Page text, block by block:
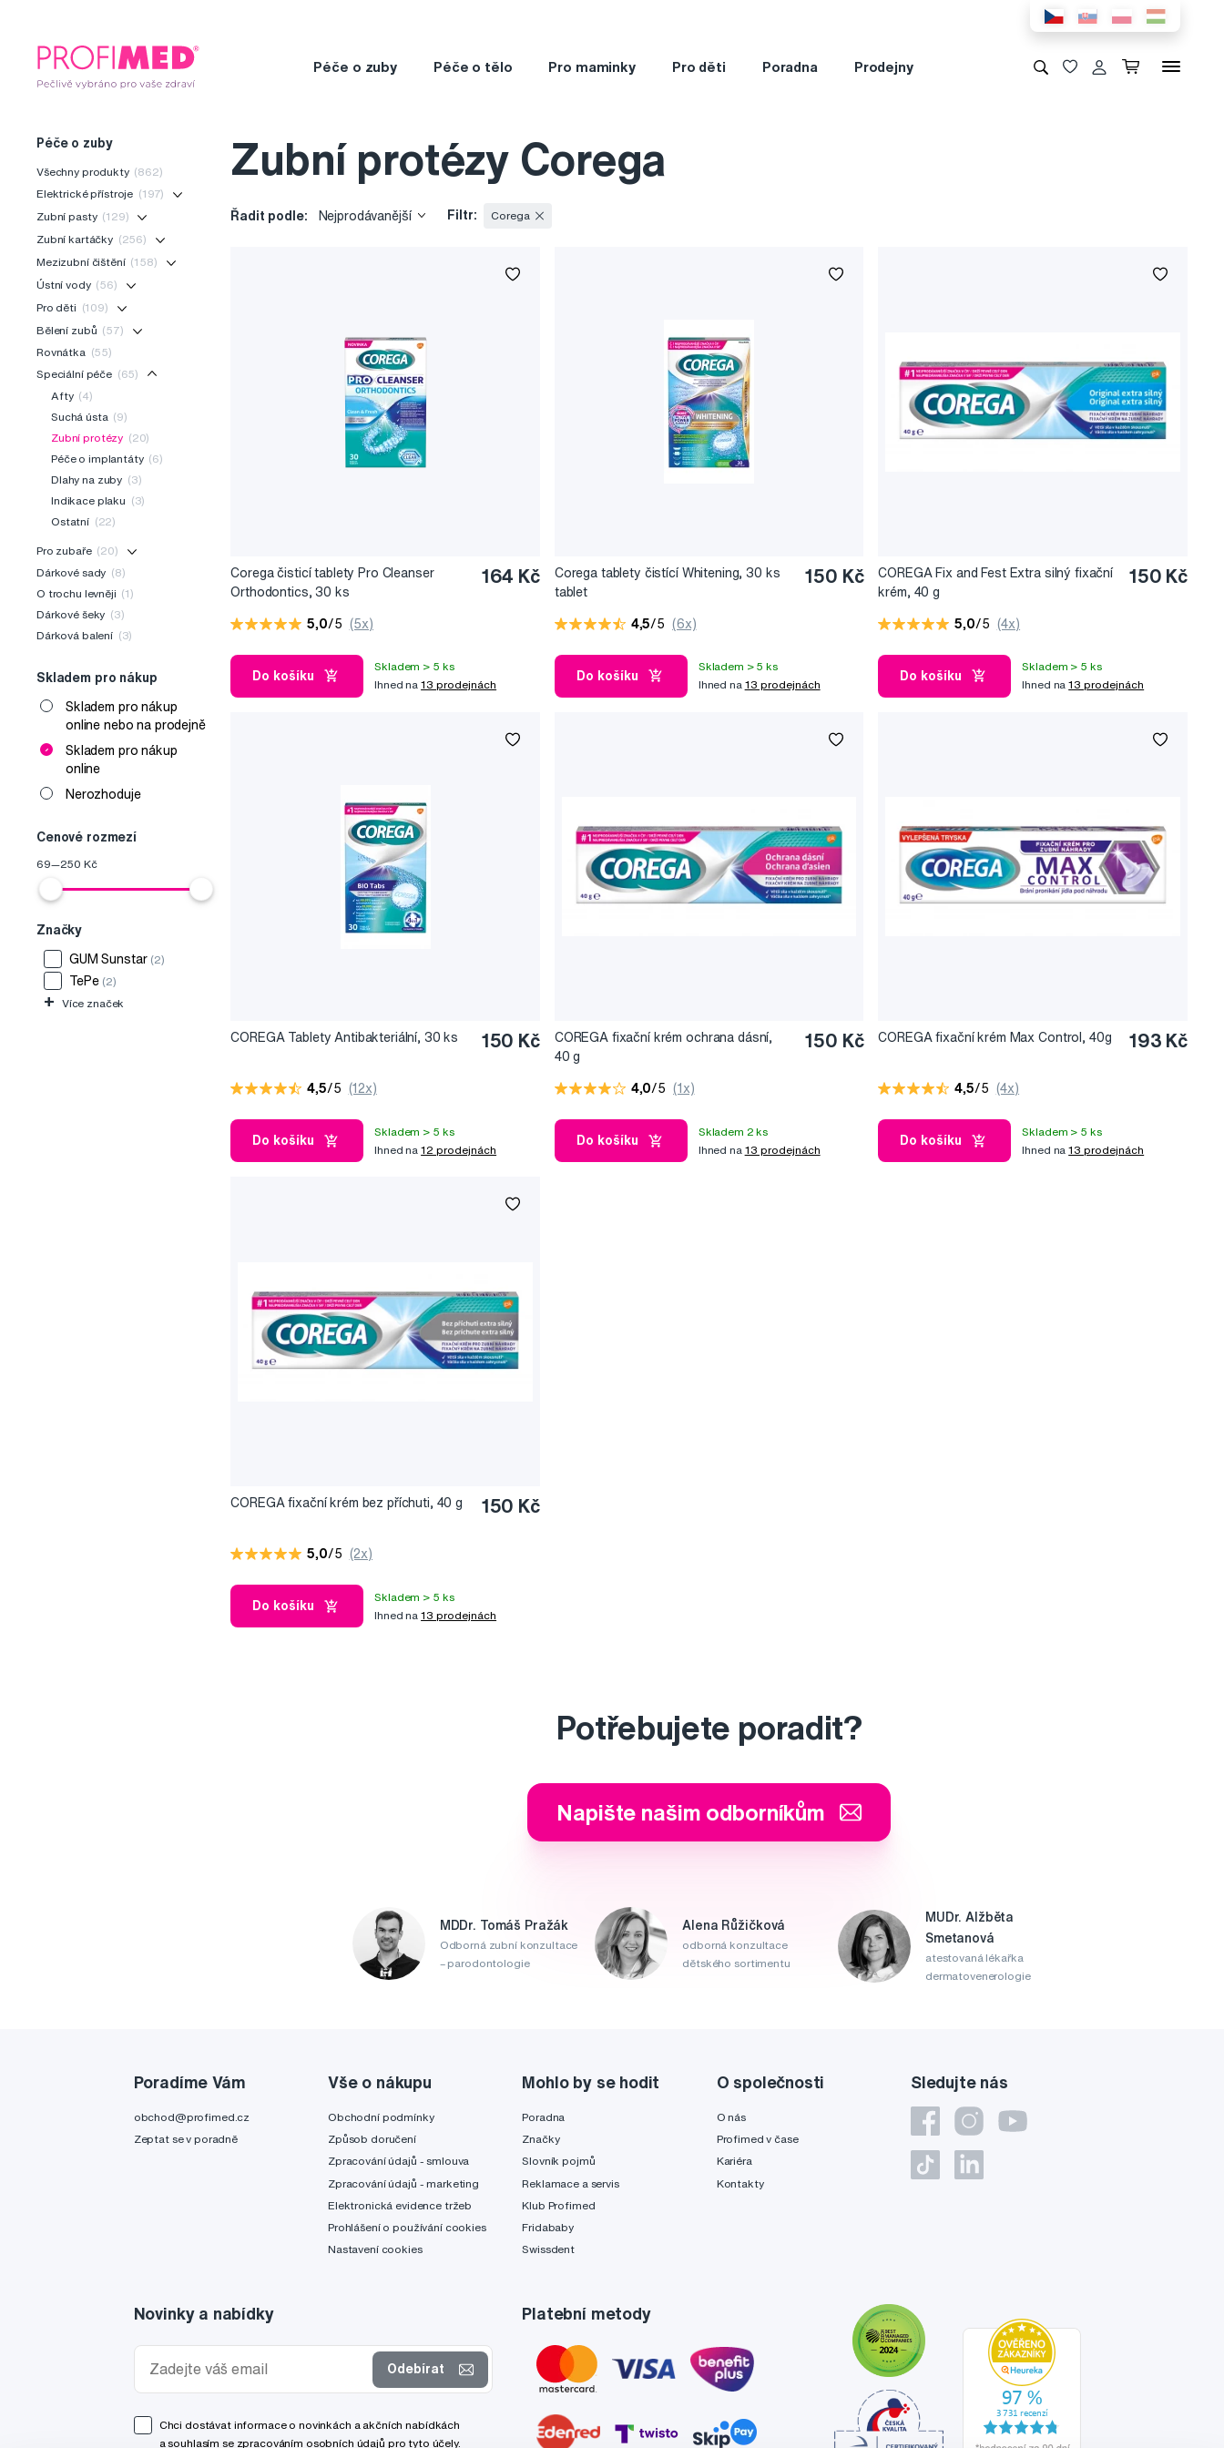
Péče o zuby Péče o tělo Pro maminky Pro děti Poradna Prodejny
Péče o zuby
Všechny produkty (862)
Elektrické přístroje (197)
Zubní pasty (129)
Zubní kartáčky (256)
Mezizubní čištění (158)
Ústní vody (56)
Pro děti
(109)
Bělení zubů (57)
Rovnátka
(55)
Speciální péče (65)
Afty (4)
Suchá ústa (9)
Zubní protézy (20)
Péče o implantáty (6)
Dlahy na zuby (3)
Indikace plaku (3)
Ostatní (22)
Pro zubaře (20)
Dárkové sady (8)
O trochu levněji (1)
Dárkové šeky (3)
Dárková balení (3)
Skladem pro nákup
Skladem pro nákup
online nebo na prodejně
Skladem pro nákup
online
Nerozhoduje
Cenové rozmezí
69—250 Kč
Značky
GUM Sunstar (2)
TePe (2)
+ Více značek
Zubní protézy Corega
Řadit podle: Nejprodávanější Filtr: Corega
Corega čisticí tablety Pro Cleanser
Orthodontics, 30 ks
164 Kč
5,0/5 (5x)
Do košíku
Skladem > 5 ks
Ihned na13 prodejnách
Corega tablety čistící Whitening, 30 ks
tablet
150 Kč
4,5/5 (6x)
Do košíku
Skladem > 5 ks
Ihned na 13 prodejnách
COREGA Fix and Fest Extra silný fixační
krém, 40 g
150 Kč
5,0/5 (4x)
Do košíku
Skladem > 5 ks
Ihned na13 prodejnách
COREGA Tablety Antibakteriální, 30 ks 150 Kč
4,5/5 (12x)
Do košíku
Skladem > 5 ks
Ihned na12 prodejnách
COREGA fixační krém ochrana dásní,
40 g
150 Kč
4,0/5 (1x)
Do košíku
Skladem 2 ks
Ihned na 13 prodejnách
COREGA fixační krém Max Control, 40g 193 Kč
4,5/5 (4x)
Do košíku
Skladem > 5 ks
Ihned na13 prodejnách
COREGA fixační krém bez příchuti, 40 g 150 Kč
5,0/5 (2x)
Do košíku
Skladem > 5 ks
Ihned na13 prodejnách
Potřebujete poradit?
Napište našim odborníkům
MDDr. Tomáš Pražák
Odborná zubní konzultace
– parodontologie
Alena Růžičková
odborná konzultace
dětského sortimentu
MUDr. Alžběta
Smetanová
atestovaná lékařka
dermatovenerologie
Sledujte nás
Poradíme Vám
obchod@profimed.cz
Zeptat se v poradně
Vše o nákupu
Obchodní podmínky
Způsob doručení
Zpracování údajů - smlouva
Zpracování údajů - marketing
Elektronická evidence tržeb
Prohlášení o používání cookies
Nastavení cookies
Mohlo by se hodit
Poradna
Značky
Slovník pojmů
Reklamace a servis
Klub Profimed
Fridababy
Swissdent
O společnosti
O nás
Profimed v čase
Kariéra
Kontakty
Novinky a nabídky
Odebírat
Chci dostávat informace o novinkách a akčních nabídkách
a souhlasím se zpracováním osobních údajů pro tyto účely.
Platební metody